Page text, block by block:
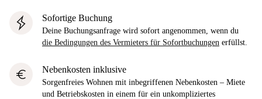
Sofortige Buchung
Deine Buchungsanfrage wird sofort angenommen, wenn du
die Bedingungen des Vermieters für Sofortbuchungen erfüllst.
euro Nebenkosten inklusive
Sorgenfreies Wohnen mit inbegriffenen Nebenkosten – Miete
und Betriebskosten in einem für ein unkompliziertes